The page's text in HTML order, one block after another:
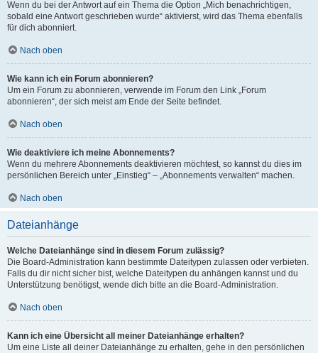
Wenn du bei der Antwort auf ein Thema die Option „Mich benachrichtigen,
sobald eine Antwort geschrieben wurde“ aktivierst, wird das Thema ebenfalls
für dich abonniert.
Nach oben
Wie kann ich ein Forum abonnieren?
Um ein Forum zu abonnieren, verwende im Forum den Link „Forum
abonnieren“, der sich meist am Ende der Seite befindet.
Nach oben
Wie deaktiviere ich meine Abonnements?
Wenn du mehrere Abonnements deaktivieren möchtest, so kannst du dies im
persönlichen Bereich unter „Einstieg“ – „Abonnements verwalten“ machen.
Nach oben
Dateianhänge
Welche Dateianhänge sind in diesem Forum zulässig?
Die Board-Administration kann bestimmte Dateitypen zulassen oder verbieten.
Falls du dir nicht sicher bist, welche Dateitypen du anhängen kannst und du
Unterstützung benötigst, wende dich bitte an die Board-Administration.
Nach oben
Kann ich eine Übersicht all meiner Dateianhänge erhalten?
Um eine Liste all deiner Dateianhänge zu erhalten, gehe in den persönlichen